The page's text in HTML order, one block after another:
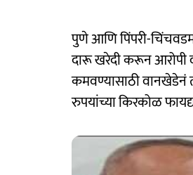
पुणे आणि पिंपरी-
दारू खरेदी करून आरोपी
कमवण्यासाठी वानखेडेनं
रुपयांच्या किरकोळ